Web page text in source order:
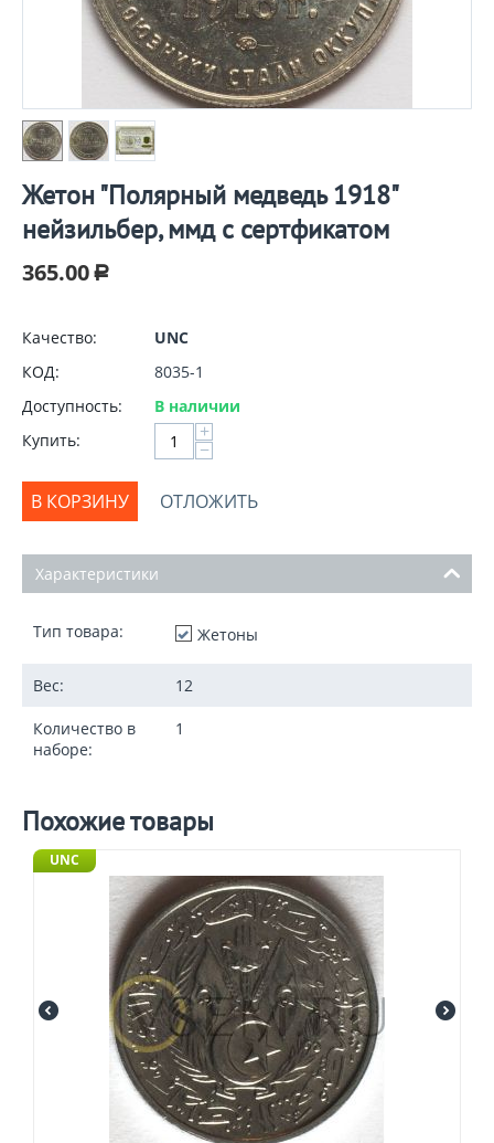
Жетон "Полярный медведь 1918"
нейзильбер, ммд с сертфикатом
365.00 Р
Качество:
UNC
КОД:
8035-1
Доступность:
В наличии
Купить:
+
−
В КОРЗИНУ ОТЛОЖИТЬ
Характеристики
Тип товара: Жетоны
Вес: 12
Количество в
наборе:
1
Похожие товары
UNC